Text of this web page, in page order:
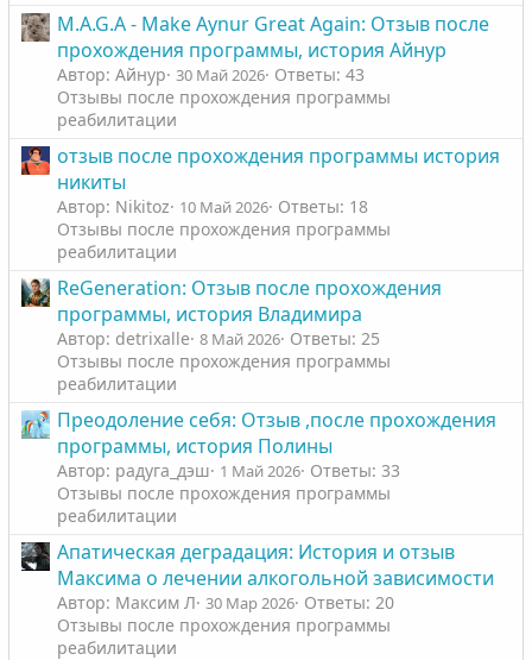
M.A.G.A - Make Aynur Great Again: Отзыв после
прохождения программы, история Айнур
Автор: Айнур 30 Май 2026 Ответы: 43
Отзывы после прохождения программы
реабилитации
отзыв после прохождения программы история
никиты
Автор: Nikitoz 10 Май 2026 Ответы: 18
Отзывы после прохождения программы
реабилитации
ReGeneration: Отзыв после прохождения
программы, история Владимира
Автор: detrixalle 8 Май 2026 Ответы: 25
Отзывы после прохождения программы
реабилитации
Преодоление себя: Отзыв ,после прохождения
программы, история Полины
Автор: радуга_дэш 1 Май 2026 Ответы: 33
Отзывы после прохождения программы
реабилитации
Апатическая деградация: История и отзыв
Максима о лечении алкогольной зависимости
Автор: Максим Л 30 Мар 2026 Ответы: 20
Отзывы после прохождения программы
реабилитации